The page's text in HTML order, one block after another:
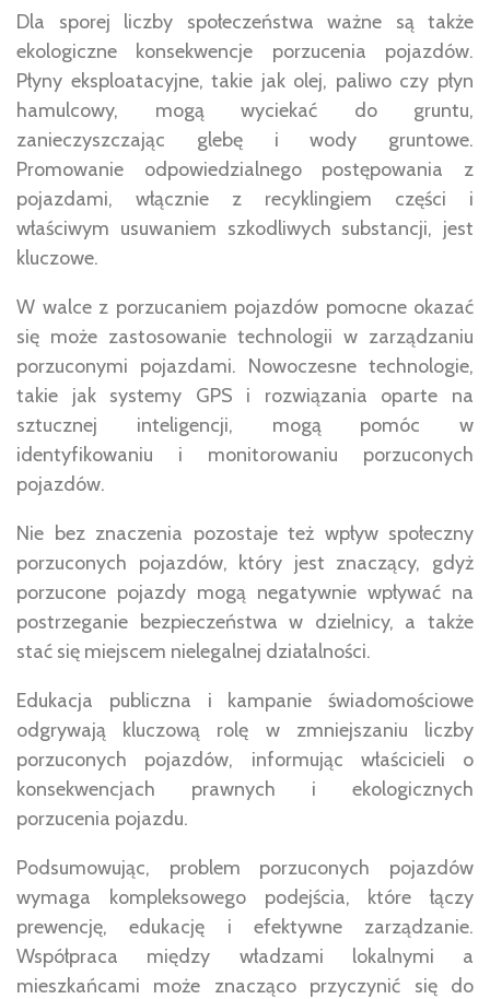
Dla sporej liczby społeczeństwa ważne są także
ekologiczne konsekwencje porzucenia pojazdów.
Płyny eksploatacyjne, takie jak olej, paliwo czy płyn
hamulcowy, mogą wyciekać do gruntu,
zanieczyszczając glebę i wody gruntowe.
Promowanie odpowiedzialnego postępowania z
pojazdami, włącznie z recyklingiem części i
właściwym usuwaniem szkodliwych substancji, jest
kluczowe.
W walce z porzucaniem pojazdów pomocne okazać
się może zastosowanie technologii w zarządzaniu
porzuconymi pojazdami. Nowoczesne technologie,
takie jak systemy GPS i rozwiązania oparte na
sztucznej inteligencji, mogą pomóc w
identyfikowaniu i monitorowaniu porzuconych
pojazdów.
Nie bez znaczenia pozostaje też wpływ społeczny
porzuconych pojazdów, który jest znaczący, gdyż
porzucone pojazdy mogą negatywnie wpływać na
postrzeganie bezpieczeństwa w dzielnicy, a także
stać się miejscem nielegalnej działalności.
Edukacja publiczna i kampanie świadomościowe
odgrywają kluczową rolę w zmniejszaniu liczby
porzuconych pojazdów, informując właścicieli o
konsekwencjach prawnych i ekologicznych
porzucenia pojazdu.
Podsumowując, problem porzuconych pojazdów
wymaga kompleksowego podejścia, które łączy
prewencję, edukację i efektywne zarządzanie.
Współpraca między władzami lokalnymi a
mieszkańcami może znacząco przyczynić się do